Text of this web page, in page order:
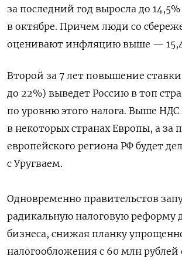
за последний год выросла до 14,5%
в октябре. Причем люди со
оценивают инфляцию выше —
Второй за 7 лет повышение
до 22%) выведет Россию в топ
по уровню этого налога. Выше
в некоторых странах Европы, а за
европейского региона РФ будет
с Уругваем.
Одновременно правительстов
радикальную налоговую реформу
бизнеса, снижая планку
налогообложения с 60 млн рублей